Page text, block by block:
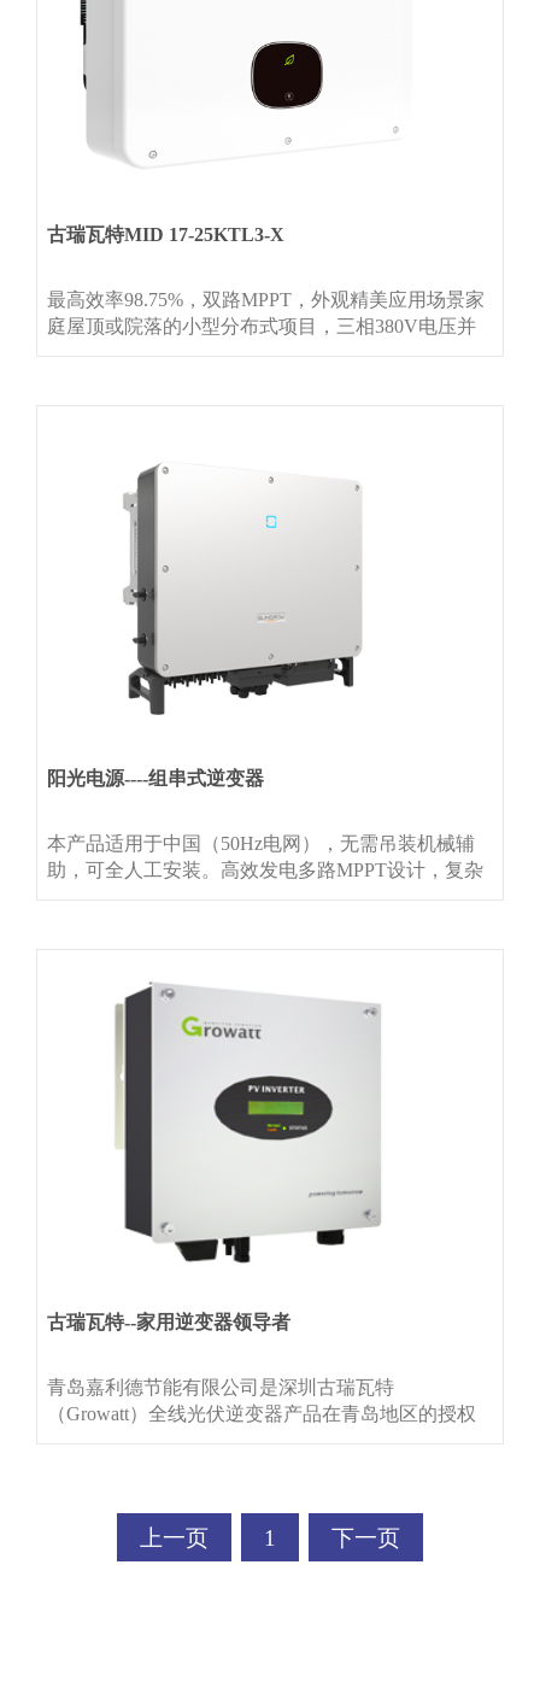
古瑞瓦特MID 17-25KTL3-X
最高效率98.75%，双路MPPT，外观精美应用场景家
庭屋顶或院落的小型分布式项目，三相380V电压并
阳光电源----组串式逆变器
本产品适用于中国（50Hz电网），无需吊装机械辅
助，可全人工安装。高效发电多路MPPT设计，复杂
古瑞瓦特--家用逆变器领导者
青岛嘉利德节能有限公司是深圳古瑞瓦特
（Growatt）全线光伏逆变器产品在青岛地区的授权
上一页 1 下一页